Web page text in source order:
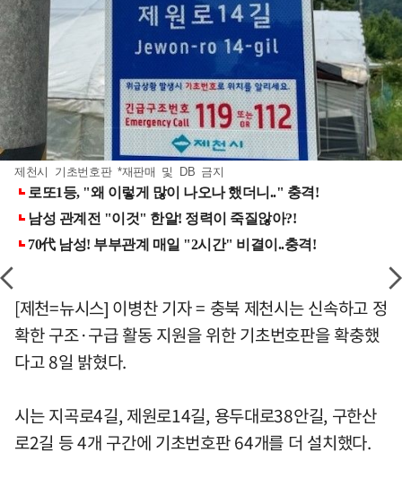
제천시 기초번호판 *재판매 및 DB 금지
[제천=뉴시스] 이병찬 기자 = 충북 제천시는 신속하고 정
확한 구조·구급 활동 지원을 위한 기초번호판을 확충했
다고 8일 밝혔다.
시는 지곡로4길, 제원로14길, 용두대로38안길, 구한산
로2길 등 4개 구간에 기초번호판 64개를 더 설치했다.